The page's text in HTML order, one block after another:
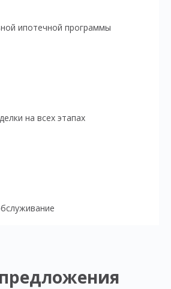
ипотечной программы
на всех этапах